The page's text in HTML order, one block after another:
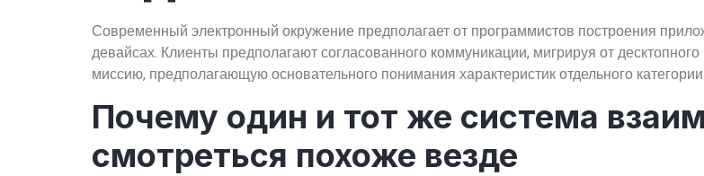
Современный электронный окружение предполагает от программистов построения
девайсах. Клиенты предполагают согласованного коммуникации, мигрируя от
миссию, предполагающую основательного понимания характеристик отдельного
Почему один и тот же система
смотреться похоже везде